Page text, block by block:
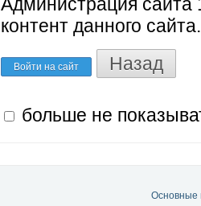
контент данного сайта.
Войти на сайт Назад
больше не
Основные